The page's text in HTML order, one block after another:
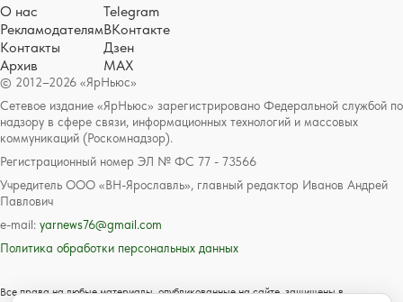
© 2012–2026 «ЯрНьюс»
Сетевое издание «ЯрНьюс» зарегистрировано Федеральной службой по
надзору в сфере связи, информационных технологий и массовых
коммуникаций (Роскомнадзор).
Регистрационный номер ЭЛ № ФС 77 - 73566
Учредитель ООО «ВН-Ярославль», главный редактор Иванов Андрей
Павлович
e-mail: yarnews76@gmail.com
Политика обработки персональных данных
Все права на любые материалы, опубликованные на сайте, защищены в
О нас
Рекламодателям
Контакты
Архив
Telegram
ВКонтакте
Дзен
MAX